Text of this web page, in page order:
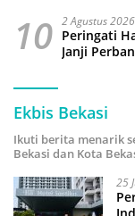
10 2 Agustus 2026
Peringati
Janji
Ekbis Bekasi
Ikuti berita menarik
Bekasi dan Kota
25